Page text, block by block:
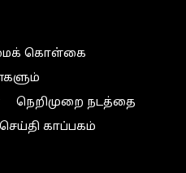
கொள்கை
நெறிமுறை நடத்தை
செய்தி காப்பகம்